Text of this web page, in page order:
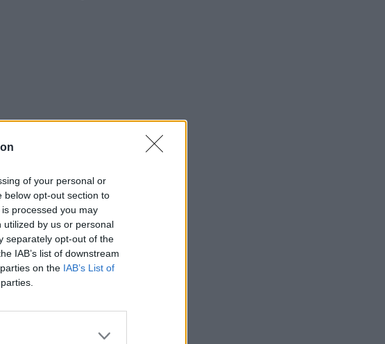
of your personal or
below opt-out section to
processed you may
by us or personal
separately opt-out of the
IAB’s list of downstream
on the IAB’s List of